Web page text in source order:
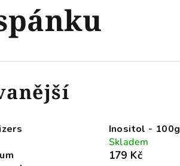
Inositol - 100g
Skladem
179 Kč